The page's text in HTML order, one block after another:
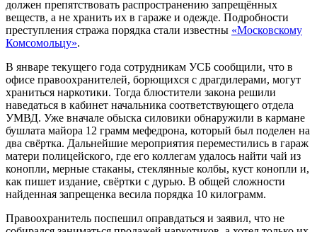
должен препятствовать распространению запрещённых
веществ, а не хранить их в гараже и одежде. Подробности
преступления стража порядка стали известны «Московскому
Комсомольцу».
В январе текущего года сотрудникам УСБ сообщили, что в
офисе правоохранителей, борющихся с драгдилерами, могут
храниться наркотики. Тогда блюстители закона решили
наведаться в кабинет начальника соответствующего отдела
УМВД. Уже вначале обыска силовики обнаружили в кармане
бушлата майора 12 грамм мефедрона, который был поделен на
два свёртка. Дальнейшие мероприятия переместились в гараж
матери полицейского, где его коллегам удалось найти чай из
конопли, мерные стаканы, стеклянные колбы, куст конопли и,
как пишет издание, свёртки с дурью. В общей сложности
найденная запрещенка весила порядка 10 килограмм.
Правоохранитель поспешил оправдаться и заявил, что не